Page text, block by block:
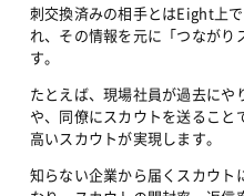
刺交換済みの相手とはEight上
れ、その情報を元に「つながり
す。
たとえば、現場社員が過去にや
や、同僚にスカウトを送ること
高いスカウトが実現します。
知らない企業から届くスカウト